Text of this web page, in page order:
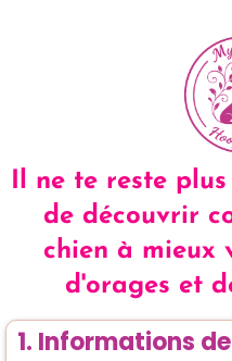
Il ne te reste
de découvrir
chien à mieux
d'orages et
1. Informations